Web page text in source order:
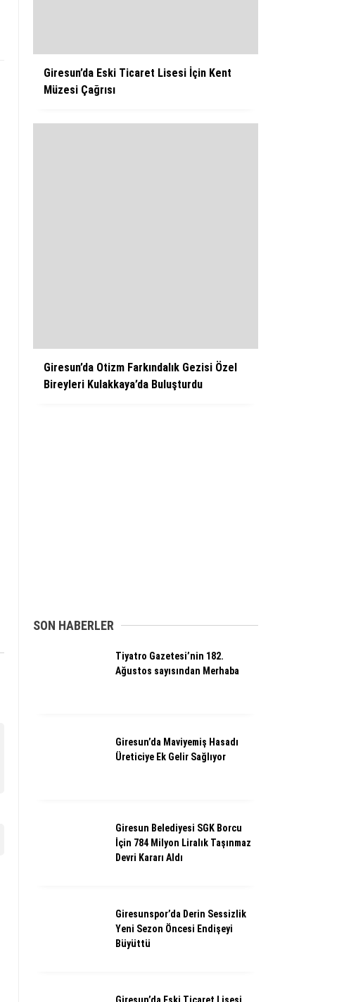
Giresun’da Eski Ticaret Lisesi İçin Kent
Müzesi Çağrısı
Giresun’da Otizm Farkındalık Gezisi Özel
Bireyleri Kulakkaya’da Buluşturdu
SON HABERLER
Tiyatro Gazetesi’nin 182.
Ağustos sayısından Merhaba
Giresun’da Maviyemiş Hasadı
Üreticiye Ek Gelir Sağlıyor
Giresun Belediyesi SGK Borcu
İçin 784 Milyon Liralık Taşınmaz
Devri Kararı Aldı
Giresunspor’da Derin Sessizlik
Yeni Sezon Öncesi Endişeyi
Büyüttü